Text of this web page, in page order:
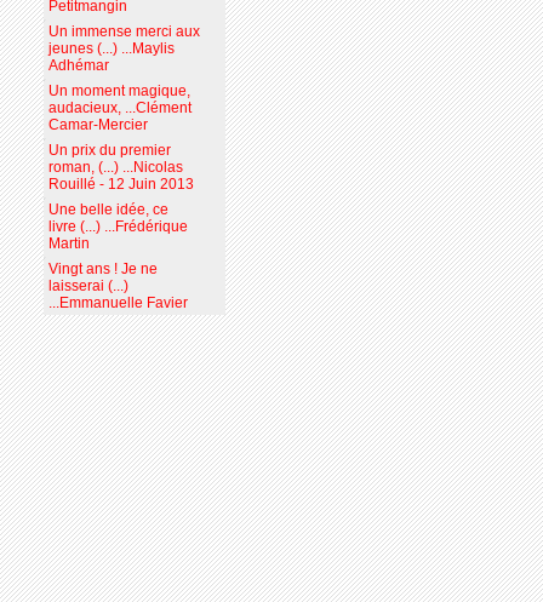
Petitmangin
Un immense merci aux
jeunes (...) ...Maylis
Adhémar
Un moment magique,
audacieux, ...Clément
Camar-Mercier
Un prix du premier
roman, (...) ...Nicolas
Rouillé - 12 Juin 2013
Une belle idée, ce
livre (...) ...Frédérique
Martin
Vingt ans ! Je ne
laisserai (...)
...Emmanuelle Favier